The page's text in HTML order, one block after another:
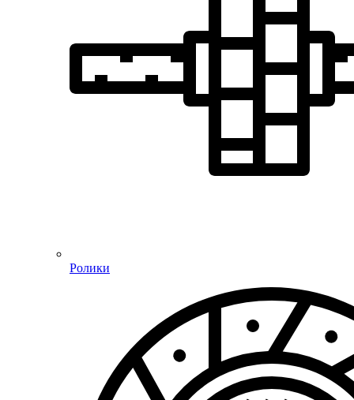
Ролики